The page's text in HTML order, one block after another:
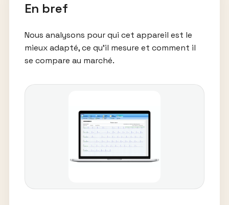
En bref
Nous analysons pour qui cet appareil est le
mieux adapté, ce qu’il mesure et comment il
se compare au marché.